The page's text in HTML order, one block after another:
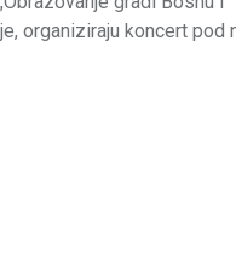
organiziraju koncert pod